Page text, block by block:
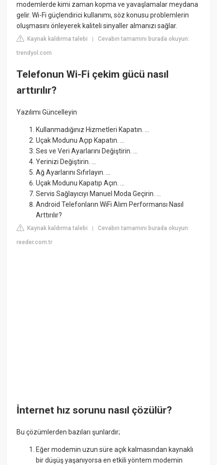
modemlerde kimi zaman kopma ve yavaşlamalar meydana
gelir. Wi-Fi güçlendirici kullanımı, söz konusu problemlerin
oluşmasını önleyerek kaliteli sinyaller almanızı sağlar.
Kaynak kaldırma talebi |Cevabın tamamını burada okuyun:
trendyol.com
Telefonun Wi-Fi çekim gücü nasıl
arttırılır?
Yazılımı Güncelleyin
Kullanmadığınız Hizmetleri Kapatın. ...
Uçak Modunu Açıp Kapatın. ...
Ses ve Veri Ayarlarını Değiştirin. ...
Yerinizi Değiştirin. ...
Ağ Ayarlarını Sıfırlayın. ...
Uçak Modunu Kapatıp Açın. ...
Servis Sağlayıcıyı Manuel Moda Geçirin. ...
Android Telefonların WiFi Alım Performansı Nasıl
Arttırılır?
Kaynak kaldırma talebi |Cevabın tamamını burada okuyun:
reeder.com.tr
İnternet hız sorunu nasıl çözülür?
Bu çözümlerden bazıları şunlardır;
Eğer modemin uzun süre açık kalmasından kaynaklı
bir düşüş yaşanıyorsa en etkili yöntem modemin